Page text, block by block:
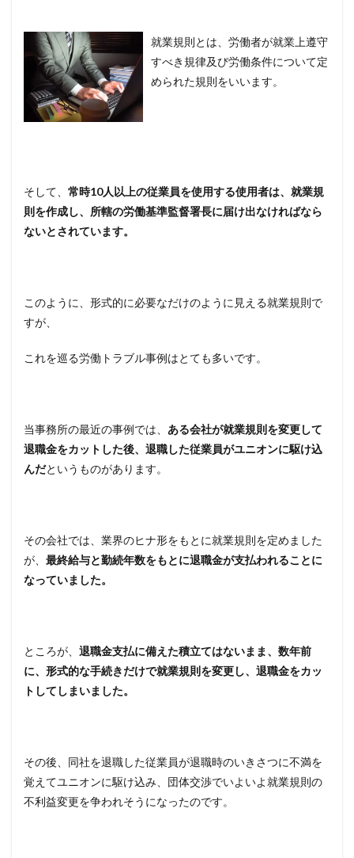
就業規則とは、労働者が就業上遵守
すべき規律及び労働条件について定
められた規則をいいます。
そして、 常時10人以上の従業員を使用する使用者は、就業規
則を作成し、所轄の労働基準監督署長に届け出なければなら
ないとされています。
このように、形式的に必要なだけのように見える就業規則で
すが、
これを巡る労働トラブル事例はとても多いです。
当事務所の最近の事例では、 ある会社が就業規則を変更して
退職金をカットした後、退職した従業員がユニオンに駆け込
んだというものがあります。
その会社では、業界のヒナ形をもとに就業規則を定めました
が、 最終給与と勤続年数をもとに退職金が支払われることに
なっていました。
ところが、 退職金支払に備えた積立てはないまま、数年前
に、形式的な手続きだけで就業規則を変更し、退職金をカッ
トしてしまいました。
その後、同社を退職した従業員が退職時のいきさつに不満を
覚えてユニオンに駆け込み、団体交渉でいよいよ就業規則の
不利益変更を争われそうになったのです。